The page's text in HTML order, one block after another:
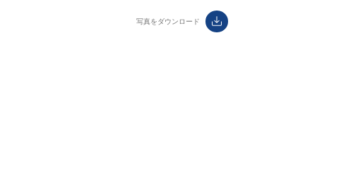
写真をダウンロード ダウンロード
label.aria.download